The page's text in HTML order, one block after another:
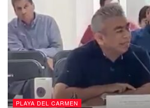
PLAYA DEL CARMEN